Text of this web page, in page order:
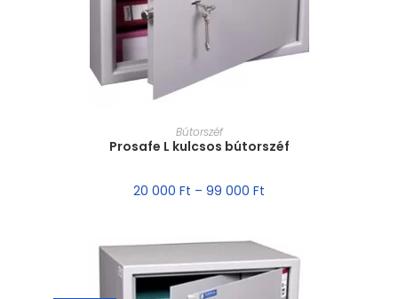
MÉRET VÁLASZTÁSA
Bútorszéf
Prosafe L kulcsos bútorszéf
20 000 Ft – 99 000 Ft